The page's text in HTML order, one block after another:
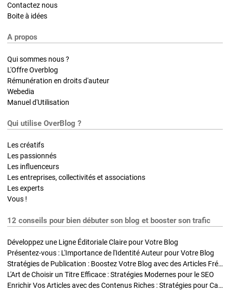
Contactez nous
Boite à idées
A propos
Qui sommes nous ?
L'Offre Overblog
Rémunération en droits d'auteur
Webedia
Manuel d'Utilisation
Qui utilise OverBlog ?
Les créatifs
Les passionnés
Les influenceurs
Les entreprises, collectivités et associations
Les experts
Vous !
12 conseils pour bien débuter son blog et booster son trafic
Développez une Ligne Éditoriale Claire pour Votre Blog
Présentez-vous : L'Importance de l'Identité Auteur pour Votre Blog
Stratégies de Publication : Boostez Votre Blog avec des Articles Fréquents et Exclusifs
L'Art de Choisir un Titre Efficace : Stratégies Modernes pour le SEO
Enrichir Vos Articles avec des Contenus Riches : Stratégies pour Captiver et Optimiser